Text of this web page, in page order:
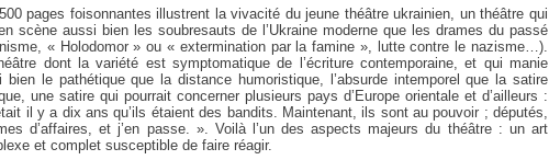
pages foisonnantes illustrent la vivacité du jeune théâtre ukrainien, un théâtre qui
scène aussi bien les soubresauts de l’Ukraine moderne que les drames du passé
« Holodomor » ou « extermination par la famine », lutte contre le nazisme…).
dont la variété est symptomatique de l’écriture contemporaine, et qui manie
bien le pathétique que la distance humoristique, l’absurde intemporel que la satire
une satire qui pourrait concerner plusieurs pays d’Europe orientale et d’ailleurs :
il y a dix ans qu’ils étaient des bandits. Maintenant, ils sont au pouvoir ; députés,
d’affaires, et j’en passe. ». Voilà l’un des aspects majeurs du théâtre : un art
et complet susceptible de faire réagir.